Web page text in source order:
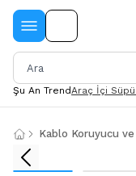
Şu An TrendAraç İçi
Kablo Koruyucu